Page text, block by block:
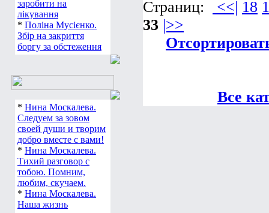
заробити на
лікування
* Поліна Мусієнко.
Збір на закриття
боргу за обстеження
* Нина Москалева.
Следуем за зовом
своей души и творим
добро вместе с вами!
* Нина Москалева.
Тихий разговор с
тобою. Помним,
любим, скучаем.
* Нина Москалева.
Наша жизнь
Страниц: <<| 18
33 |>>
Все